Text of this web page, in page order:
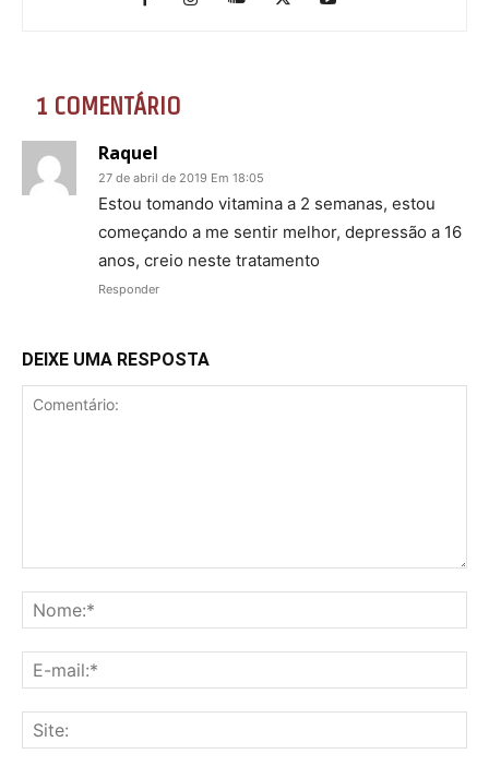
1 COMENTÁRIO
Raquel
27 de abril de 2019 Em 18:05
Estou tomando vitamina a 2 semanas, estou
começando a me sentir melhor, depressão a 16
anos, creio neste tratamento
Responder
DEIXE UMA RESPOSTA